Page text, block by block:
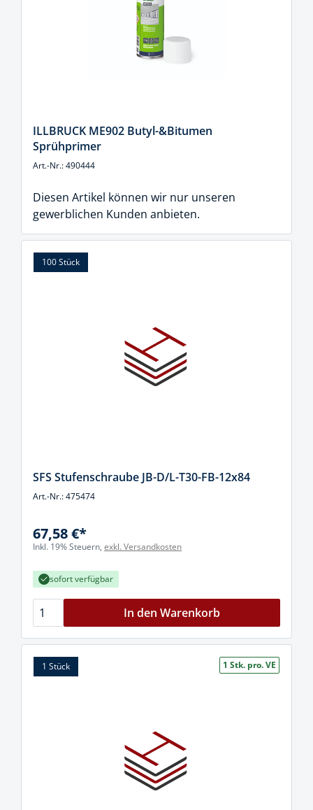
ILLBRUCK ME902 Butyl-&Bitumen
Sprühprimer
Art.-Nr.: 490444
Diesen Artikel können wir nur unseren
gewerblichen Kunden anbieten.
100 Stück
SFS Stufenschraube JB-D/L-T30-FB-12x84
Art.-Nr.: 475474
67,58 €*
Inkl. 19% Steuern, exkl. Versandkosten
sofort verfügbar
In den Warenkorb
1 Stück 1 Stk. pro. VE